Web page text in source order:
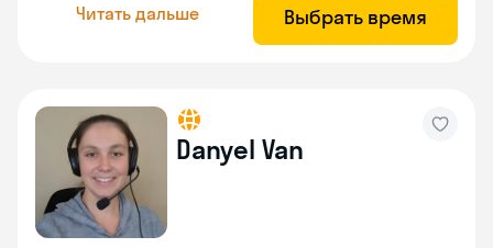
Читать дальше Выбрать время
Danyel Van